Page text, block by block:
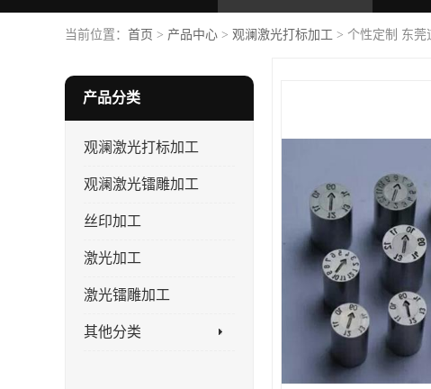
当前位置： 首页 > 产品中心 > 观澜激光打标加工 > 个性定制 东莞
产品分类
观澜激光打标加工
观澜激光镭雕加工
丝印加工
激光加工
激光镭雕加工
其他分类